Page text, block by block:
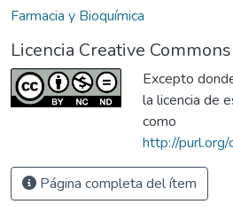
Farmacia y Bioquímica
Licencia Creative Commons
Excepto
la licencia de
como
http://purl.org/
Página completa del ítem